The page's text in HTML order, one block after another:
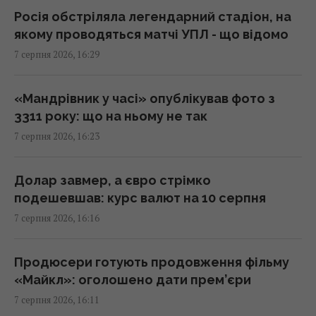
16:04 п'ятниця, 07 серпня 2026
Нацбанк посилив гривню до євро:
15:56 п'ятниця, 07 серпня 2026
Кіборга Оловаренка шостий рік судять
Аронець
15:51 п'ятниця, 07 серпня 2026
їх можна відновити, – дослідження
15:49 п'ятниця, 07 серпня 2026
Росія обстріляла легендарний стадіон, на
якому проводяться матчі УПЛ - що відомо
7 серпня 2026, 16:29
«Мандрівник у часі» опублікував фото з
3311 року: що на ньому не так
7 серпня 2026, 16:23
Долар завмер, а євро стрімко
подешевшав: курс валют на 10 серпня
7 серпня 2026, 16:16
Продюсери готують продовження фільму
«Майкл»: оголошено дати прем’єри
7 серпня 2026, 16:11